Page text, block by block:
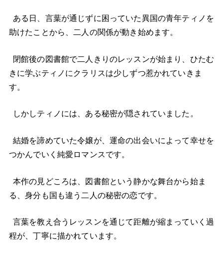
ある日、言葉が通じずに困っていた異国の青年ティノを
助けたことから、二人の関係が動き始めます。
閉館後の図書館で二人きりのレッスンが始まり、ひたむ
きに学ぶティノにクラリスは少しずつ惹かれていきま
す。
しかしティノには、ある秘密が隠されていました。
結婚を諦めていた令嬢が、運命の出会いによって幸せを
つかんでいく純愛ロマンスです。
本作の見どころは、図書館という静かな舞台から始ま
る、身分も国も違う二人の秘密の恋です。
言葉を教え合うレッスンを通じて距離が縮まっていく過
程が、丁寧に描かれています。